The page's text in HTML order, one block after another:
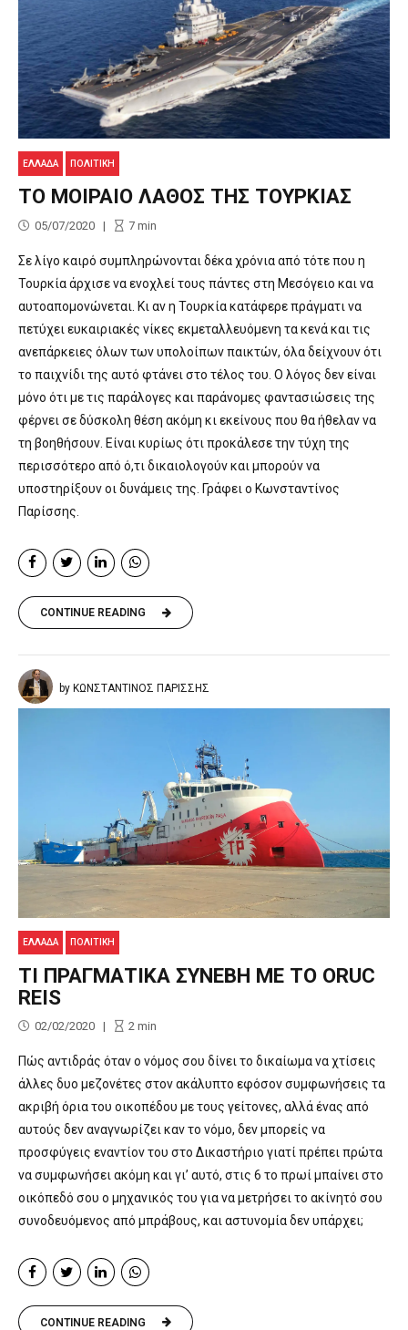
ΕΛΛΑΔΑ ΠΟΛΙΤΙΚΉ
ΤΟ ΜΟΙΡΑΙΟ ΛΑΘΟΣ ΤΗΣ ΤΟΥΡΚΙΑΣ
05/07/2020 7min
Σε λίγο καιρό συμπληρώνονται δέκα χρόνια από τότε που η
Τουρκία άρχισε να ενοχλεί τους πάντες στη Μεσόγειο και να
αυτοαπομονώνεται. Κι αν η Τουρκία κατάφερε πράγματι να
πετύχει ευκαιριακές νίκες εκμεταλλευόμενη τα κενά και τις
ανεπάρκειες όλων των υπολοίπων παικτών, όλα δείχνουν ότι
το παιχνίδι της αυτό φτάνει στο τέλος του. Ο λόγος δεν είναι
μόνο ότι με τις παράλογες και παράνομες φαντασιώσεις της
φέρνει σε δύσκολη θέση ακόμη κι εκείνους που θα ήθελαν να
τη βοηθήσουν. Είναι κυρίως ότι προκάλεσε την τύχη της
περισσότερο από ό,τι δικαιολογούν και μπορούν να
υποστηρίξουν οι δυνάμεις της. Γράφει ο Κωνσταντίνος
Παρίσσης.
CONTINUE READING
by ΚΩΝΣΤΑΝΤΙΝΟΣ ΠΑΡΙΣΣΗΣ
ΕΛΛΑΔΑ ΠΟΛΙΤΙΚΉ
ΤΙ ΠΡΑΓΜΑΤΙΚΑ ΣΥΝΕΒΗ ΜΕ ΤΟ ORUC
REIS
02/02/2020 2min
Πώς αντιδράς όταν ο νόμος σου δίνει το δικαίωμα να χτίσεις
άλλες δυο μεζονέτες στον ακάλυπτο εφόσον συμφωνήσεις τα
ακριβή όρια του οικοπέδου με τους γείτονες, αλλά ένας από
αυτούς δεν αναγνωρίζει καν το νόμο, δεν μπορείς να
προσφύγεις εναντίον του στο Δικαστήριο γιατί πρέπει πρώτα
να συμφωνήσει ακόμη και γι’ αυτό, στις 6 το πρωί μπαίνει στο
οικόπεδό σου ο μηχανικός του για να μετρήσει το ακίνητό σου
συνοδευόμενος από μπράβους, και αστυνομία δεν υπάρχει;
CONTINUE READING